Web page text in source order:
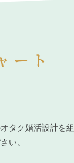
ート
タク婚活設計を
い。